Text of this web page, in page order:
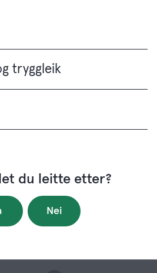
tryggleik
du leitte etter?
Nei